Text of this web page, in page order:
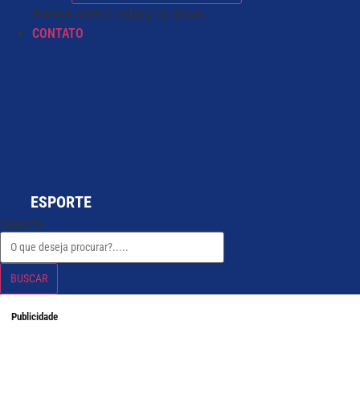
Please select listing to show.
CONTATO
ESPORTE
Search
BUSCAR
Publicidade